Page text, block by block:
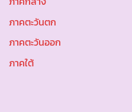
ภาคตะวันตก
ภาคตะวันออก
ภาคใต้